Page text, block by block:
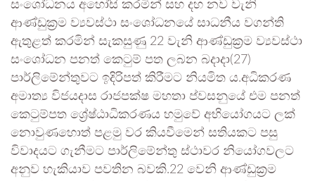
සංශෝධනය අහෝසි කරමින් සහ දහ නව වැනි
ආණ්ඩුක‍්‍රම ව්‍යවස්ථා සංශෝධනයේ සාධනීය වගන්ති
ඇතුළත් කරමින් සැකසුණු 22 වැනි ආණ්ඩුක‍්‍රම ව්‍යවස්ථා
සංශෝධන පනත් කෙටුම් පත ලබන බදාදා(27)
පාර්ලිමේන්තුවට ඉදිරිපත් කිරීමට නියමිත ය.අධිකරණ
අමාත්‍ය විජයදාස රාජපක්ෂ මහතා ප්වසනුයේ එම පනත්
කෙටුම්පත ශ්‍රේෂ්ඨාධිකරණය හමුවේ අභියෝගයට ලක්
නොවුණහොත් පළමු වර කියවීමෙන් සතියකට පසු
විවාදයට ගැනීමට පාර්ලිමේන්තු ස්ථාවර නියෝගවලට
අනුව හැකියාව පවතින බවකි.22 වෙනි ආණ්ඩුක‍්‍රම